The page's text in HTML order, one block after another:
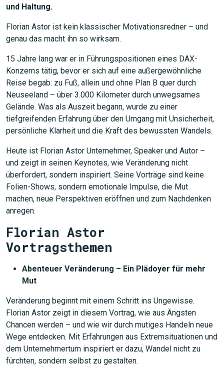
und Haltung.
Florian Astor ist kein klassischer Motivationsredner – und
genau das macht ihn so wirksam.
15 Jahre lang war er in Führungspositionen eines DAX-
Konzerns tätig, bevor er sich auf eine außergewöhnliche
Reise begab: zu Fuß, allein und ohne Plan B quer durch
Neuseeland – über 3.000 Kilometer durch unwegsames
Gelände. Was als Auszeit begann, wurde zu einer
tiefgreifenden Erfahrung über den Umgang mit Unsicherheit,
persönliche Klarheit und die Kraft des bewussten Wandels.
Heute ist Florian Astor Unternehmer, Speaker und Autor –
und zeigt in seinen Keynotes, wie Veränderung nicht
überfordert, sondern inspiriert. Seine Vorträge sind keine
Folien-Shows, sondern emotionale Impulse, die Mut
machen, neue Perspektiven eröffnen und zum Nachdenken
anregen.
Florian Astor
Vortragsthemen
Abenteuer Veränderung – Ein Plädoyer für mehr
Mut
Veränderung beginnt mit einem Schritt ins Ungewisse.
Florian Astor zeigt in diesem Vortrag, wie aus Ängsten
Chancen werden – und wie wir durch mutiges Handeln neue
Wege entdecken. Mit Erfahrungen aus Extremsituationen und
dem Unternehmertum inspiriert er dazu, Wandel nicht zu
fürchten, sondern selbst zu gestalten.